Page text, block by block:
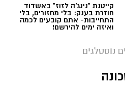
קייטנת "נינג'ה לזוז" באשדוד
חוזרת בענק: בלי מחזורים, בלי
התחייבות- אתם קובעים לכמה
ואיזה ימים להירשם!
נוסטלגים